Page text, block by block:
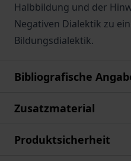
Halbbildung und der
Negativen Dialektik zu
Bildungsdialektik.
Bibliografische
Zusatzmaterial
Produktsicherheit